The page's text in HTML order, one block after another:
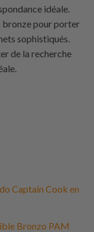
idéale.
bronze pour porter
sophistiqués.
de la recherche
Captain Cook en
Bronzo PAM